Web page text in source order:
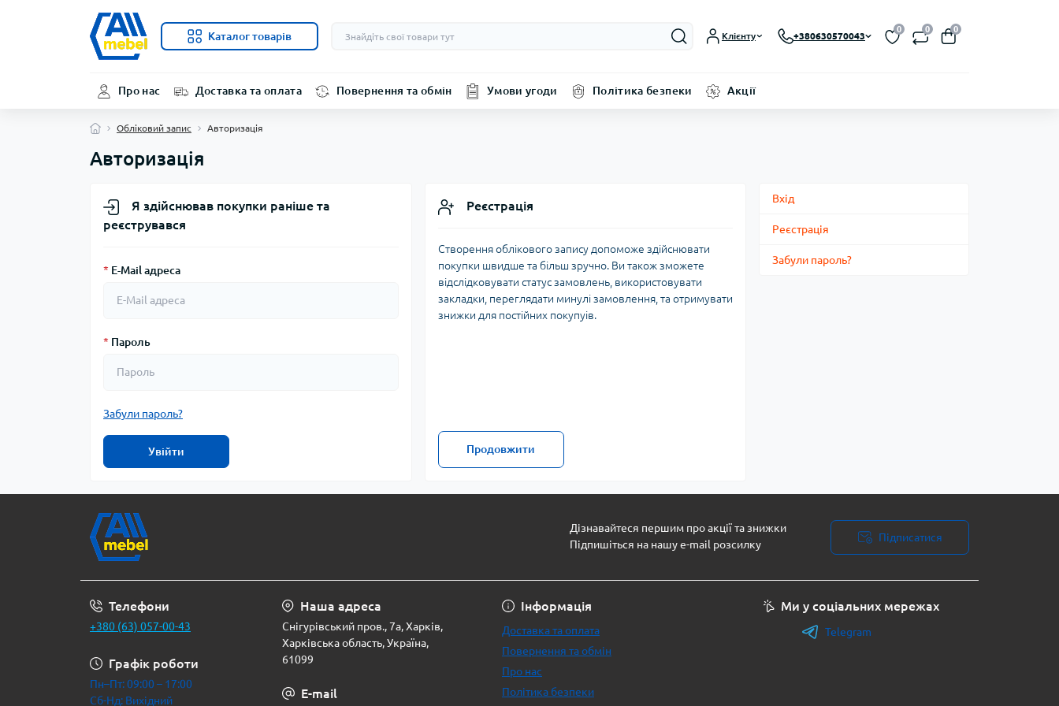
Каталог товарів Клієнту +380630570043
0 0 0
Про нас Доставка та оплата Повернення та обмін Умови угоди Політика безпеки Акції
Обліковий запис Авторизація
Авторизація
Я здійснював покупки раніше та
реєструвався
* E-Mail адреса
* Пароль
Забули пароль?
Увійти
Реєстрація
Створення облікового запису допоможе здійснювати
покупки швидше та більш зручно. Ви також зможете
відслідковувати статус замовлень, використовувати
закладки, переглядати минулі замовлення, та отримувати
знижки для постійних покупуів.
Продовжити
Вхід
Реєстрація
Забули пароль?
Дізнавайтеся першим про акції та знижки
Підпишіться на нашу e-mail розсилку
Підписатися
Телефони
+380 (63) 057-00-43
Графік роботи
Пн–Пт: 09:00 – 17:00
Сб-Нд: Вихідний
Наша адреса
Снігурівський пров., 7а, Харків,
Харківська область, Україна,
61099
E-mail
Інформація
Доставка та оплата
Повернення та обмін
Про нас
Політика безпеки
Ми у соціальних мережах
Telegram